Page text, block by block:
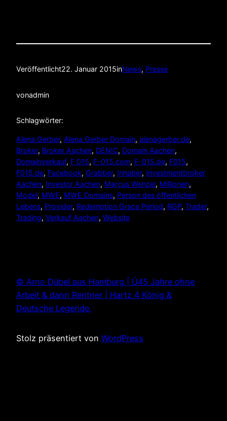
Veröffentlicht22. Januar 2015inNews, Presse
vonadmin
Schlagwörter:
Alena Gerber, Alena Gerber Domain, alenagerber.de
Broker, Broker Aachen, DENIC, Domain Aachen
Domainverkauf, F 015, F-015.com, F-015.de, F015
F015.de, Facebook, Grabber, Inhaber, Investmentbroker
Aachen, Investor Aachen, Marcus Wenzel, Millionen
Model, MWE, MWE Domains, Person des öffentlichen
Lebens, Provider, Redemption Grace Period, RGP, Trader
Trading, Verkauf Aachen, Website
© Arno Dübel aus Hamburg | Ü45 Jahre ohne
Arbeit & dann Rentner | Hartz 4 König &
Deutsche Legende.
Stolz präsentiert von WordPress